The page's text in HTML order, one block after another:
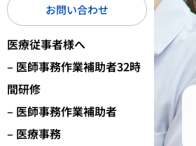
お問い合わせ
医療従事者様へ
– 医師事務作業補助者32時
間研修
– 医師事務作業補助者
– 医療事務